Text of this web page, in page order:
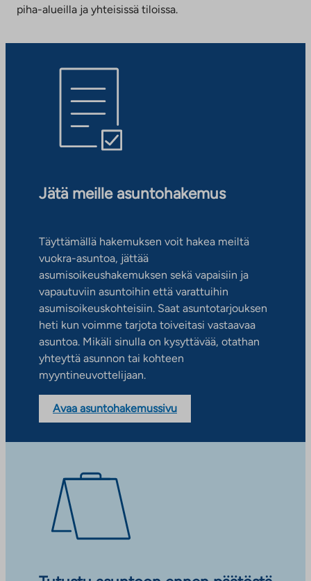
piha-alueilla ja yhteisissä tiloissa.
Jätä meille asuntohakemus
Täyttämällä hakemuksen voit hakea meiltä
vuokra-asuntoa, jättää
asumisoikeushakemuksen sekä vapaisiin ja
vapautuviin asuntoihin että varattuihin
asumisoikeuskohteisiin. Saat asuntotarjouksen
heti kun voimme tarjota toiveitasi vastaavaa
asuntoa. Mikäli sinulla on kysyttävää, otathan
yhteyttä asunnon tai kohteen
myyntineuvottelijaan.
Avaa asuntohakemussivu